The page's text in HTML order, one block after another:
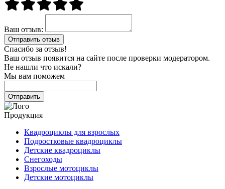
Ваш отзыв:
Спасибо за отзыв!
Ваш отзыв появится на сайте после проверки модератором.
Не нашли что искали?
Мы вам поможем
Продукция
Квадроциклы для взрослых
Подростковые квадроциклы
Детские квадроциклы
Снегоходы
Взрослые мотоциклы
Детские мотоциклы